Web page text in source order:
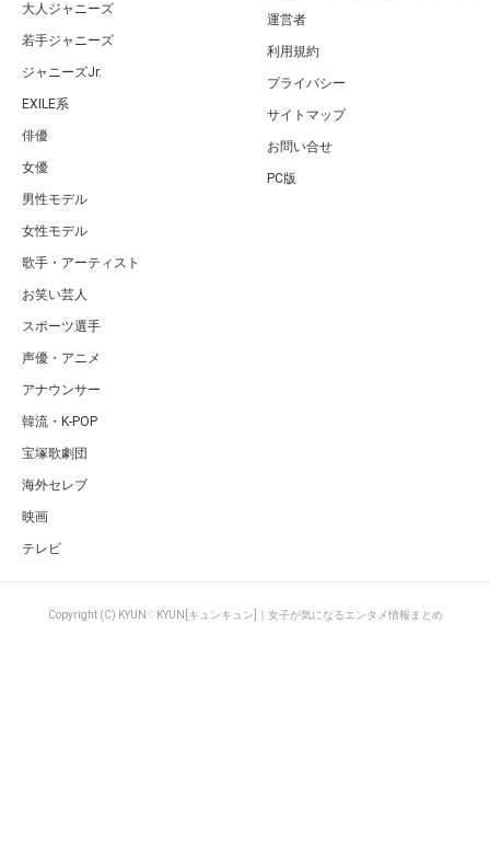
大人ジャニーズ
若手ジャニーズ
ジャニーズJr.
EXILE系
俳優
女優
男性モデル
女性モデル
歌手・アーティスト
お笑い芸人
スポーツ選手
声優・アニメ
アナウンサー
韓流・K-POP
宝塚歌劇団
海外セレブ
映画
テレビ
運営者
利用規約
プライバシー
サイトマップ
お問い合せ
PC版
Copyright (C) KYUN♡KYUN[キュンキュン]｜女子が気になるエンタメ情報まとめ